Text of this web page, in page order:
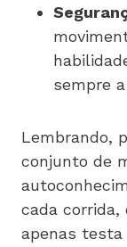
sempre
Lembrando,
conjunto de
cada corrida,
apenas